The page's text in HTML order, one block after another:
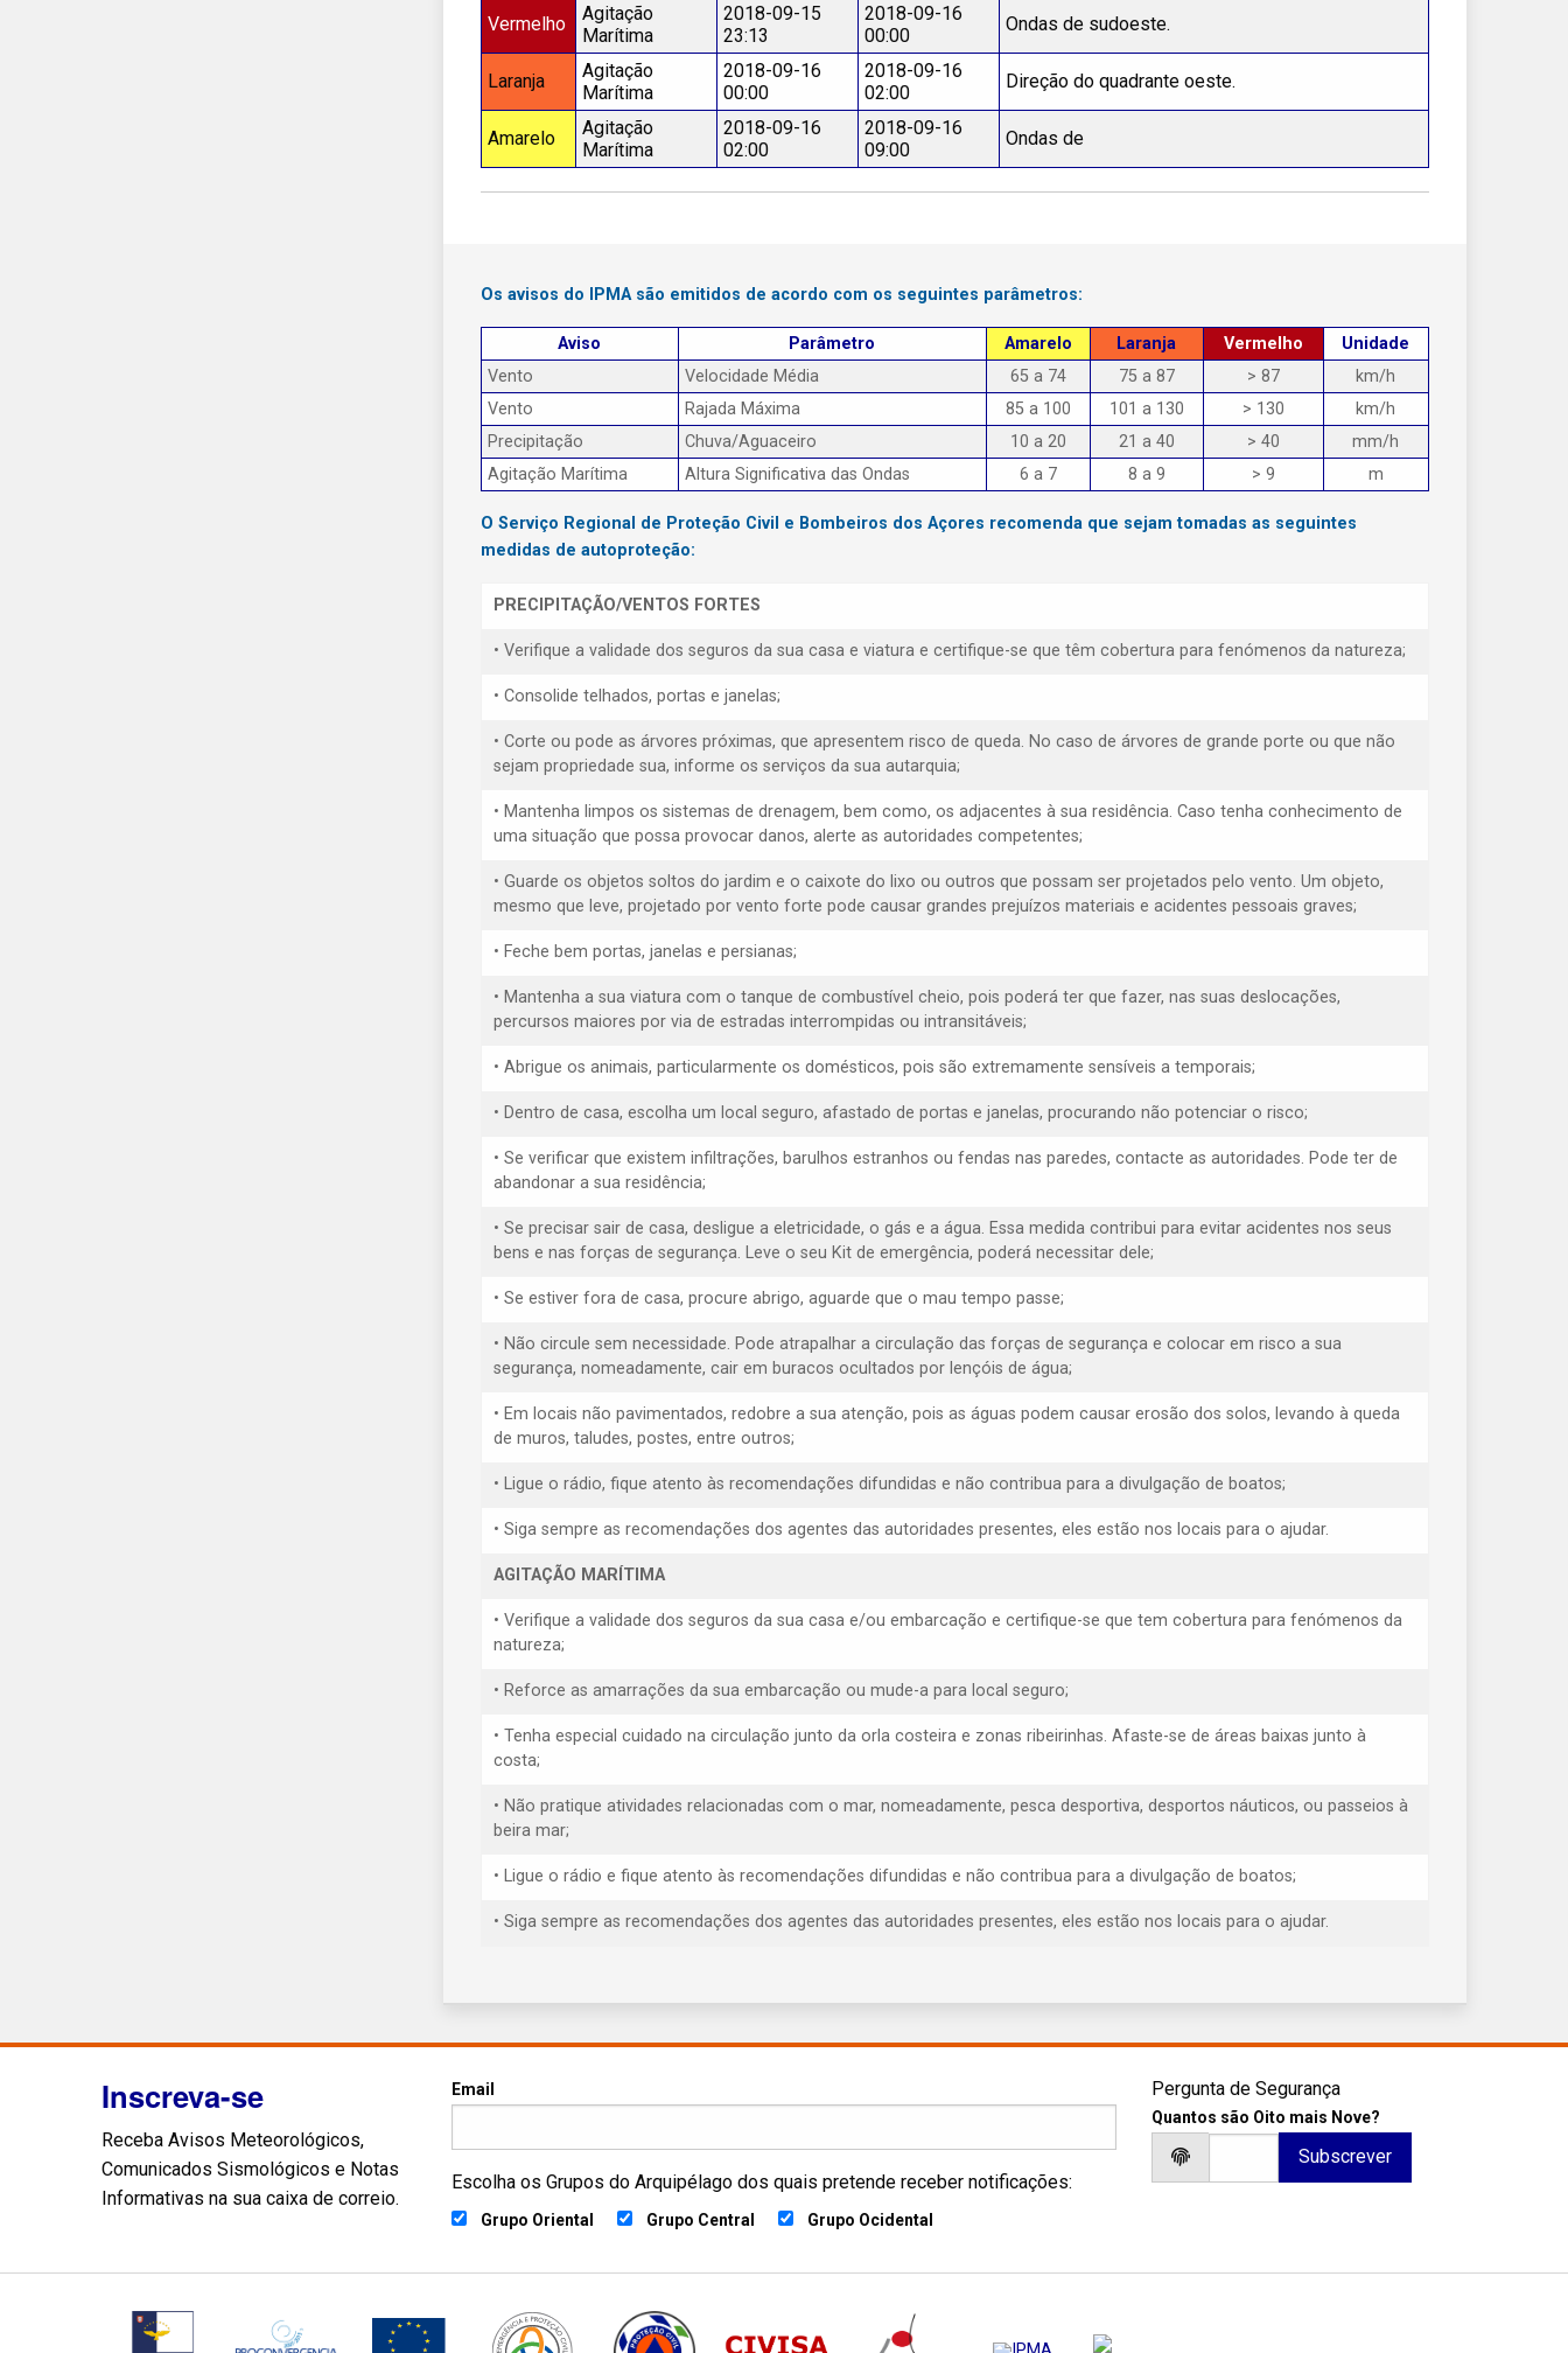
Vermelho
Agitação
Marítima
2018-09-15
23:13
2018-09-16
00:00
Ondas de sudoeste.
Laranja
Agitação
Marítima
2018-09-16
00:00
2018-09-16
02:00
Direção do quadrante oeste.
Amarelo
Agitação
Marítima
2018-09-16
02:00
2018-09-16
09:00
Ondas de
Os avisos do IPMA são emitidos de acordo com os seguintes parâmetros:
Aviso Parâmetro Amarelo Laranja Vermelho
Unidade
Vento
Velocidade Média 65 a 74 75 a 87 > 87
km/h
Vento
Rajada Máxima 85 a 100 101 a 130 > 130
km/h
Precipitação
Chuva/Aguaceiro 10 a 20 21 a 40 > 40
mm/h
Agitação Marítima
Altura Significativa das Ondas 6 a 7 8 a 9 > 9 m
O Serviço Regional de Proteção Civil e Bombeiros dos Açores recomenda que sejam tomadas as seguintes
medidas de autoproteção:
PRECIPITAÇÃO/VENTOS FORTES
• Verifique a validade dos seguros da sua casa e viatura e certifique-se que têm cobertura para fenómenos da natureza;
• Consolide telhados, portas e janelas;
• Corte ou pode as árvores próximas, que apresentem risco de queda. No caso de árvores de grande porte ou que não
sejam propriedade sua, informe os serviços da sua autarquia;
• Mantenha limpos os sistemas de drenagem, bem como, os adjacentes à sua residência. Caso tenha conhecimento de
uma situação que possa provocar danos, alerte as autoridades competentes;
• Guarde os objetos soltos do jardim e o caixote do lixo ou outros que possam ser projetados pelo vento. Um objeto,
mesmo que leve, projetado por vento forte pode causar grandes prejuízos materiais e acidentes pessoais graves;
• Feche bem portas, janelas e persianas;
• Mantenha a sua viatura com o tanque de combustível cheio, pois poderá ter que fazer, nas suas deslocações,
percursos maiores por via de estradas interrompidas ou intransitáveis;
• Abrigue os animais, particularmente os domésticos, pois são extremamente sensíveis a temporais;
• Dentro de casa, escolha um local seguro, afastado de portas e janelas, procurando não potenciar o risco;
• Se verificar que existem infiltrações, barulhos estranhos ou fendas nas paredes, contacte as autoridades. Pode ter de
abandonar a sua residência;
• Se precisar sair de casa, desligue a eletricidade, o gás e a água. Essa medida contribui para evitar acidentes nos seus
bens e nas forças de segurança. Leve o seu Kit de emergência, poderá necessitar dele;
• Se estiver fora de casa, procure abrigo, aguarde que o mau tempo passe;
• Não circule sem necessidade. Pode atrapalhar a circulação das forças de segurança e colocar em risco a sua
segurança, nomeadamente, cair em buracos ocultados por lençóis de água;
• Em locais não pavimentados, redobre a sua atenção, pois as águas podem causar erosão dos solos, levando à queda
de muros, taludes, postes, entre outros;
• Ligue o rádio, fique atento às recomendações difundidas e não contribua para a divulgação de boatos;
• Siga sempre as recomendações dos agentes das autoridades presentes, eles estão nos locais para o ajudar.
AGITAÇÃO MARÍTIMA
• Verifique a validade dos seguros da sua casa e/ou embarcação e certifique-se que tem cobertura para fenómenos da
natureza;
• Reforce as amarrações da sua embarcação ou mude-a para local seguro;
• Tenha especial cuidado na circulação junto da orla costeira e zonas ribeirinhas. Afaste-se de áreas baixas junto à
costa;
• Não pratique atividades relacionadas com o mar, nomeadamente, pesca desportiva, desportos náuticos, ou passeios à
beira mar;
• Ligue o rádio e fique atento às recomendações difundidas e não contribua para a divulgação de boatos;
• Siga sempre as recomendações dos agentes das autoridades presentes, eles estão nos locais para o ajudar.
Inscreva-se
Receba Avisos Meteorológicos,
Comunicados Sismológicos e Notas
Informativas na sua caixa de correio.
Email
Escolha os Grupos do Arquipélago dos quais pretende receber notificações:
Grupo Oriental Grupo Central Grupo Ocidental
Pergunta de Segurança
Quantos são Oito mais Nove?